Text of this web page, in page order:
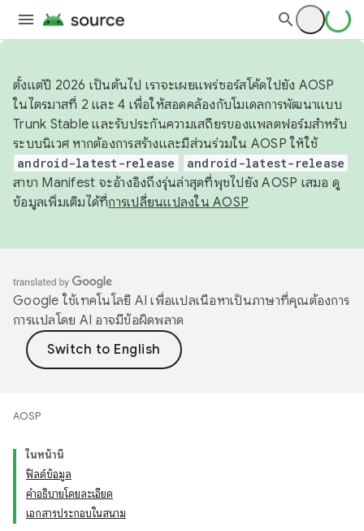
ตั้งแต่ปี 2026 เป็นต้นไป เราจะเผยแพร่ซอร์สโค้ดไปยัง AOSP
ในไตรมาสที่ 2 และ 4 เพื่อให้สอดคล้องกับโมเดลการพัฒนาแบบ
Trunk Stable และรับประกันความเสถียรของแพลตฟอร์มสำหรับ
ระบบนิเวศ หากต้องการสร้างและมีส่วนร่วมใน AOSP ให้ใช้
android-latest-release android-latest-release
สาขา Manifest จะอ้างอิงถึงรุ่นล่าสุดที่พุชไปยัง AOSP เสมอ ดู
ข้อมูลเพิ่มเติมได้ที่การเปลี่ยนแปลงใน AOSP
Google ใช้เทคโนโลยี AI เพื่อแปลเนื้อหาเป็นภาษาที่คุณต้องการ
การแปลโดย AI อาจมีข้อผิดพลาด
AOSP
ในหน้านี้
ฟิลด์ข้อมูล
คำอธิบายโดยละเอียด
เอกสารประกอบในสนาม